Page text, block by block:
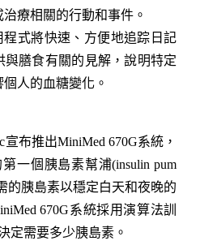
療相關的行動和事件。
程式將快速、方便地追踪日記
與膳食有關的見解，說明特定
人的血糖變化。
宣布推出MiniMed 670G系統，
一個胰島素幫浦(insulin pum
的胰島素以穩定白天和夜晚的
670G系統採用演算法訓
定需要多少胰島素。